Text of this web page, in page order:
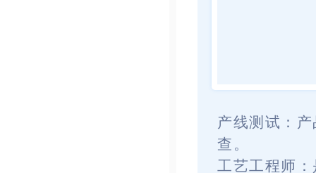
产线测试：
查。
工艺工程师：